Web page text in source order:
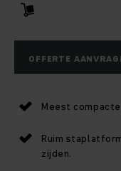
OFFERTE
Meest
Ruim
zijden.